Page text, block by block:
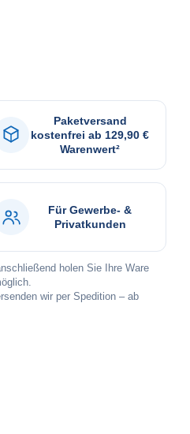
Paketversand
kostenfrei ab 129,90 €
Warenwert²
Für Gewerbe- &
Privatkunden
holen Sie Ihre Ware
wir per Spedition – ab